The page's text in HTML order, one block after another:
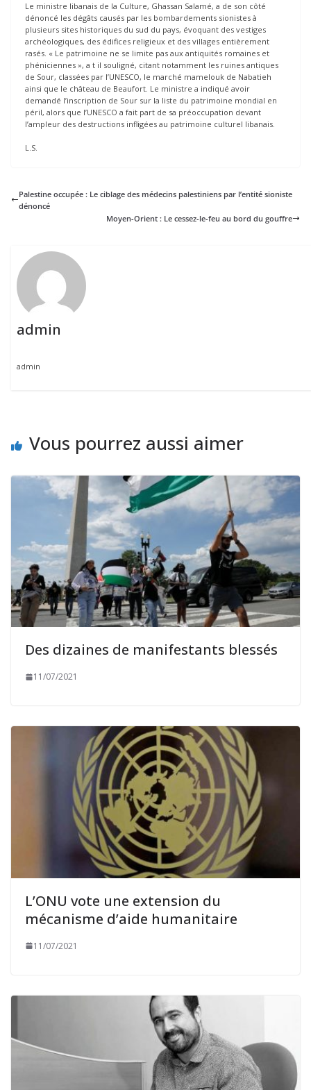
Le ministre libanais de la Culture, Ghassan Salamé, a de son côté
dénoncé les dégâts causés par les bombardements sionistes à
plusieurs sites historiques du sud du pays, évoquant des vestiges
archéologiques, des édifices religieux et des villages entièrement
rasés. « Le patrimoine ne se limite pas aux antiquités romaines et
phéniciennes », a t il souligné, citant notamment les ruines antiques
de Sour, classées par l’UNESCO, le marché mamelouk de Nabatieh
ainsi que le château de Beaufort. Le ministre a indiqué avoir
demandé l’inscription de Sour sur la liste du patrimoine mondial en
péril, alors que l’UNESCO a fait part de sa préoccupation devant
l’ampleur des destructions infligées au patrimoine culturel libanais.
L.S.
Palestine occupée : Le ciblage des médecins palestiniens par l’entité sioniste
dénoncé
Moyen-Orient : Le cessez-le-feu au bord du gouffre
admin
admin
Vous pourrez aussi aimer
Des dizaines de manifestants blessés
11/07/2021
L’ONU vote une extension du
mécanisme d’aide humanitaire
11/07/2021